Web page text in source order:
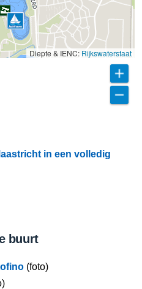
Diepte & IENC: Rijkswaterstaat
in een volledig
buurt
(foto)